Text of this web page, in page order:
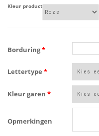
Kleur product
Borduring*
Lettertype *
Kleur garen *
Opmerkingen